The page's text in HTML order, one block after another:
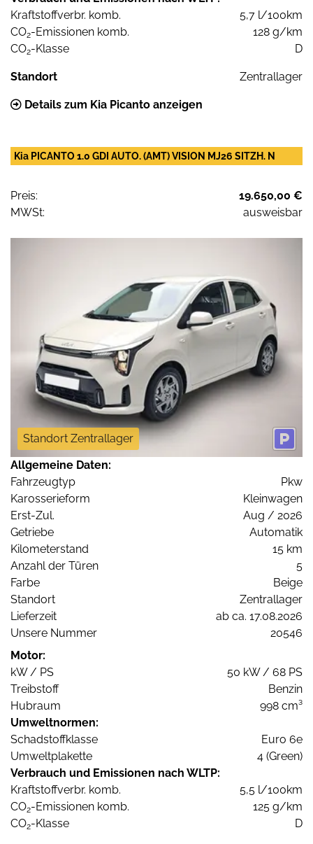
Kraftstoffverbr. komb.
5,7 l/100km
CO2-Emissionen komb.
128 g/km
CO2-Klasse D
Standort Zentrallager
Details zum Kia Picanto anzeigen
Kia PICANTO 1.0 GDI AUTO. (AMT) VISION MJ26 SITZH. N
Preis:
19.650,00 €
MWSt:
ausweisbar
Standort Zentrallager
Allgemeine Daten:
Fahrzeugtyp
Pkw
Karosserieform
Kleinwagen
Erst-Zul.
Aug / 2026
Getriebe
Automatik
Kilometerstand
15 km
Anzahl der Türen
5
Farbe
Beige
Standort
Zentrallager
Lieferzeit
ab ca. 17.08.2026
Unsere Nummer
20546
Motor:
kW / PS
50 kW / 68 PS
Treibstoff
Benzin
Hubraum
998 cm³
Umweltnormen:
Schadstoffklasse
Euro 6e
Umweltplakette
4 (Green)
Verbrauch und Emissionen nach WLTP:
Kraftstoffverbr. komb.
5,5 l/100km
CO2-Emissionen komb.
125 g/km
CO2-Klasse D